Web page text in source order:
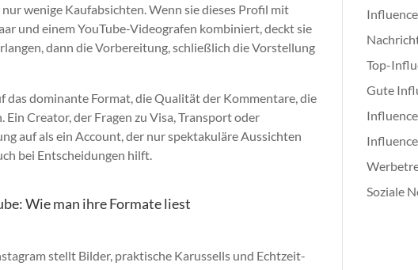
wenige Kaufabsichten. Wenn sie dieses Profil mit
und einem YouTube-Videografen kombiniert, deckt sie
dann die Vorbereitung, schließlich die Vorstellung
das dominante Format, die Qualität der Kommentare, die
Creator, der Fragen zu Visa, Transport oder
auf als ein Account, der nur spektakuläre Aussichten
bei Entscheidungen hilft.
Wie man ihre Formate liest
stellt Bilder, praktische Karussells und Echtzeit-
Top-
Gute
Soziale